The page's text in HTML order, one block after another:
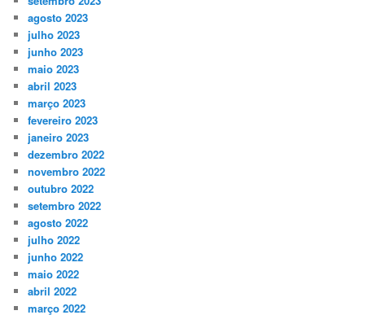
agosto 2023
julho 2023
junho 2023
maio 2023
abril 2023
março 2023
fevereiro 2023
janeiro 2023
dezembro 2022
novembro 2022
outubro 2022
setembro 2022
agosto 2022
julho 2022
junho 2022
maio 2022
abril 2022
março 2022